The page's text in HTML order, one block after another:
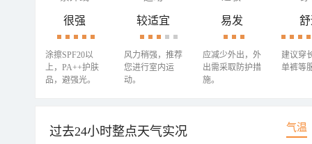
很强
涂擦SPF20以
上，PA++护肤
品，避强光。
较适宜
风力稍强，推荐
您进行室内运
动。
易发
应减少外出，外
出需采取防护措
施。
建议穿
单裤等
过去24小时整点天气实况 气温